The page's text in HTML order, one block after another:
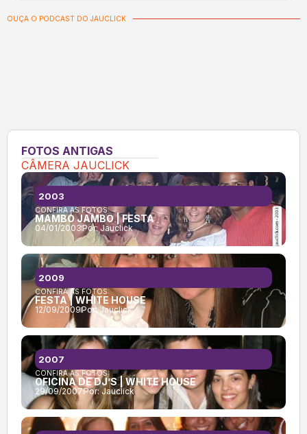
OUÇA O PODCAST DO JAUCLICK
FOTOS ANTIGAS
CÂMERA JAUCLICK
CONFIRA AS FOTOS:
MAMBO JAMBO | FESTA
04/01/2003Por:Jauclick
2003
CONFIRA AS FOTOS:
FESTA | WHITE HOUSE
12/09/2009Por:Jauclick
2009
CONFIRA AS FOTOS:
OFICINA DE DJ’S | WHITE HOUSE
29/09/2007Por:Jauclick
2007